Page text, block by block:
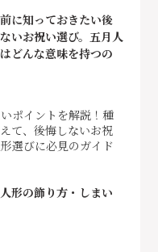
に知っておきたい後
いお祝い選び。五月人
どんな意味を持つの
ポイントを解説！種
て、後悔しないお祝
選びに必見のガイド
形の飾り方・しまい